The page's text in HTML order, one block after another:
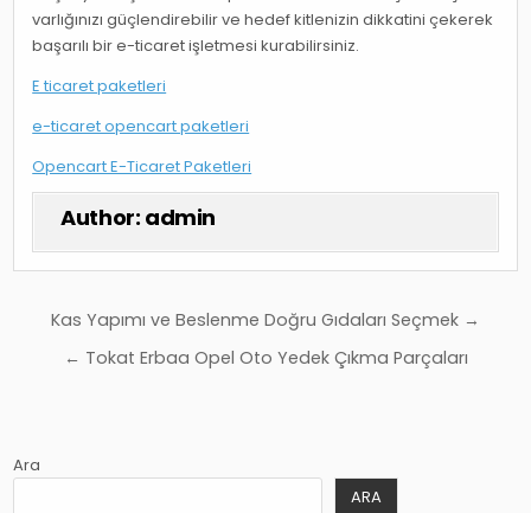
varlığınızı güçlendirebilir ve hedef kitlenizin dikkatini çekerek
başarılı bir e-ticaret işletmesi kurabilirsiniz.
E ticaret paketleri
e-ticaret opencart paketleri
Opencart E-Ticaret Paketleri
Author: admin
Yazı
gezinmesi
Kas Yapımı ve Beslenme Doğru Gıdaları Seçmek →
← Tokat Erbaa Opel Oto Yedek Çıkma Parçaları
Ara
ARA